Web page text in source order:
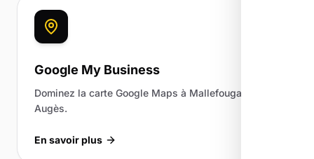
Google My Business
Dominez la carte Google Maps à Mallefougasse-
Augès.
En savoir plus